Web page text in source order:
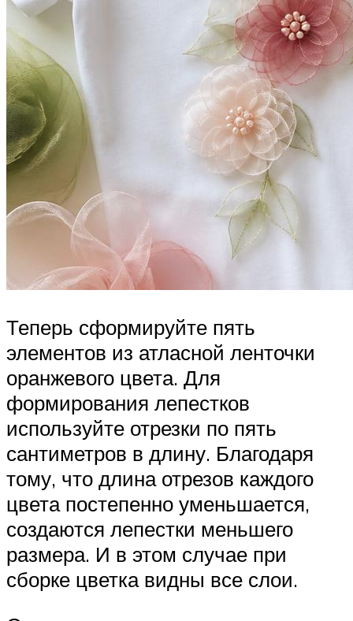
Теперь сформируйте пять
элементов из атласной ленточки
оранжевого цвета. Для
формирования лепестков
используйте отрезки по пять
сантиметров в длину. Благодаря
тому, что длина отрезов каждого
цвета постепенно уменьшается,
создаются лепестки меньшего
размера. И в этом случае при
сборке цветка видны все слои.